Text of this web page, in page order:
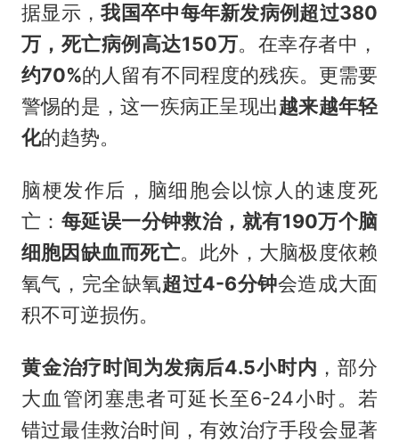
据显示，我国卒中每年新发病例超过380
万，死亡病例高达150万。在幸存者中，
约70%的人留有不同程度的残疾。更需要
警惕的是，这一疾病正呈现出越来越年轻
化的趋势。
脑梗发作后，脑细胞会以惊人的速度死
亡： 每延误一分钟救治，就有190万个脑
细胞因缺血而死亡。此外，大脑极度依赖
氧气，完全缺氧超过4-6分钟会造成大面
积不可逆损伤。
黄金治疗时间为发病后4.5小时内 ，部分
大血管闭塞患者可延长至6-24小时。若
错过最佳救治时间，有效治疗手段会显著